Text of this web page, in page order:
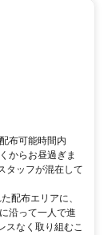
布可能時間内
からお昼過ぎま
タッフが混在して
配布エリアに、
沿って一人で進
スなく取り組むこ